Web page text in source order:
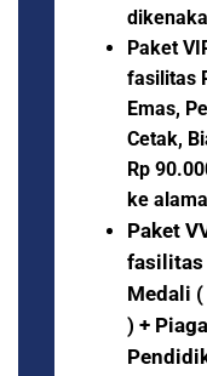
Paket
fasilitas
Emas,
Cetak,
Rp
ke
Paket
fasilitas
Medali (
) +